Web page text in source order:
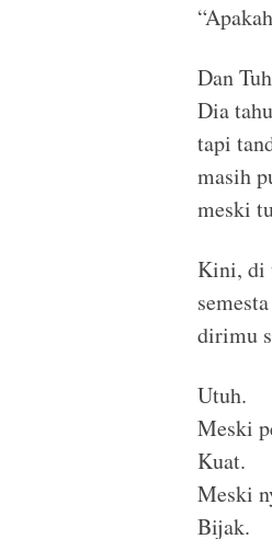
Dan
Dia
tapi
masih
meski
Kini, di
dirimu
Utuh.
Meski
Kuat.
Meski
Bijak.